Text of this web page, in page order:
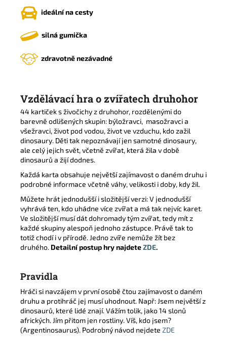
ideální na cesty
silná gumička
zdravotně nezávadné
Vzdělávací hra o zvířatech druhohor
44 kartiček s živočichy z druhohor, rozdělenými do
barevně odlišených skupin: býložravci, masožravci a
všežravci, život pod vodou, život ve vzduchu, kdo zažil
dinosaury. Děti tak nepoznávají jen samotné dinosaury,
ale celý jejich svět, včetně zvířat, která žila v době
dinosaurů a žijí dodnes.
Každá karta obsahuje největší zajímavost o daném druhu i
podrobné informace včetně váhy, velikosti i doby, kdy žil.
Můžete hrát jednodušší i složitější verzi: V jednodušší
vyhrává ten, kdo uhádne více zvířat a má tak nejvíc karet.
Ve složitější musí dát dohromady tým zvířat, tedy mít z
každé skupiny alespoň jednoho zástupce. Právě tak to
totiž chodí i v přírodě. Jedno zvíře nemůže žít bez
druhého. Detailní postup hry najdeteZDE.
Pravidla
Hráči si navzájem v první osobě čtou zajímavost o daném
druhu a protihráč jej musí uhodnout. Např: Jsem největší z
dinosaurů, které lidé znají. Vážím tolik, jako 14 slonů
afrických. Jím přitom jen rostliny. Víš, kdo jsem?
(Argentinosaurus). Podrobný návod nejdete ZDE